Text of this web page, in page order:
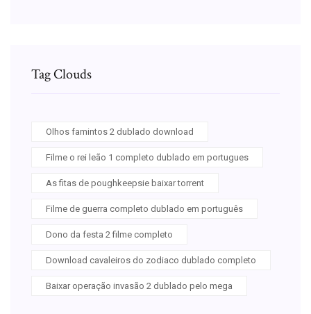
Tag Clouds
Olhos famintos 2 dublado download
Filme o rei leão 1 completo dublado em portugues
As fitas de poughkeepsie baixar torrent
Filme de guerra completo dublado em português
Dono da festa 2 filme completo
Download cavaleiros do zodiaco dublado completo
Baixar operação invasão 2 dublado pelo mega